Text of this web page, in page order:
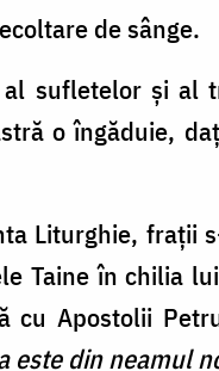
de sânge.
sufletelor şi al
o îngăduie,
Liturghie, fraţii
Taine în chilia
cu Apostolii
este din neamul